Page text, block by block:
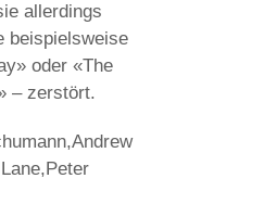
allerdings
beispielsweise
oder «The
– zerstört.